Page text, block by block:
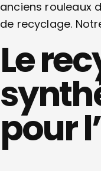
anciens rouleaux
de recyclage.
Le
pour